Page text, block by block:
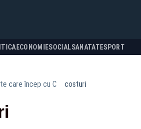
ECONOMIESOCIALSANATATESPORT
care încep cu C costuri